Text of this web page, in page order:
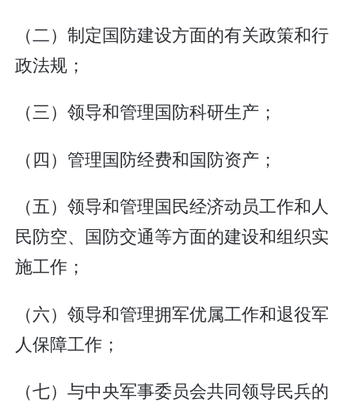
（二）制定国防建设方面的有关政策和行
政法规；
（三）领导和管理国防科研生产；
（四）管理国防经费和国防资产；
（五）领导和管理国民经济动员工作和人
民防空、国防交通等方面的建设和组织实
施工作；
（六）领导和管理拥军优属工作和退役军
人保障工作；
（七）与中央军事委员会共同领导民兵的